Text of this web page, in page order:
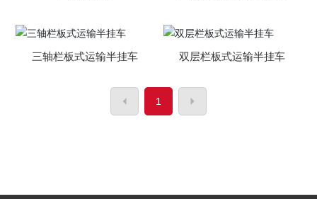
三轴栏板式运输半挂车 双层栏板式运输半挂车
1